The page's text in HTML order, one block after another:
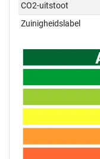
CO2-uitstoot
Zuinigheidslabel